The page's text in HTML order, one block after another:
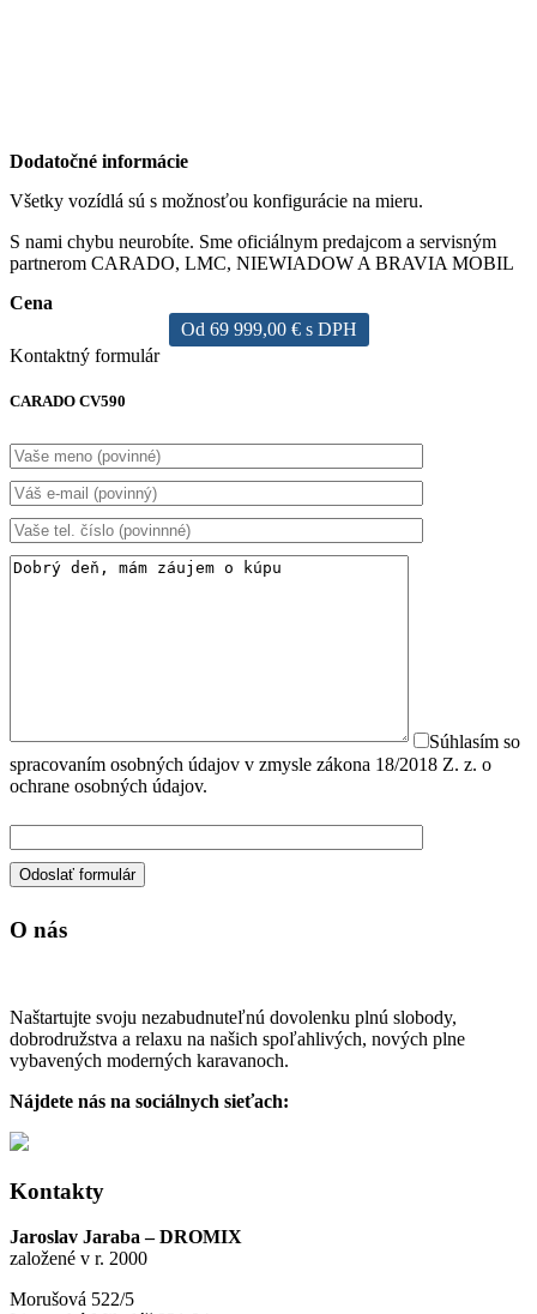
Dodatočné informácie
Všetky vozídlá sú s možnosťou konfigurácie na mieru.
S nami chybu neurobíte. Sme oficiálnym predajcom a servisným
partnerom CARADO, LMC, NIEWIADOW A BRAVIA MOBIL
Cena
Od 69 999,00 € s DPH
Kontaktný formulár
CARADO CV590
Súhlasím so
spracovaním osobných údajov v zmysle zákona 18/2018 Z. z. o
ochrane osobných údajov.
O nás
Naštartujte svoju nezabudnuteľnú dovolenku plnú slobody,
dobrodružstva a relaxu na našich spoľahlivých, nových plne
vybavených moderných karavanoch.
Nájdete nás na sociálnych sieťach:
Kontakty
Jaroslav Jaraba – DROMIX
založené v r. 2000
Morušová 522/5